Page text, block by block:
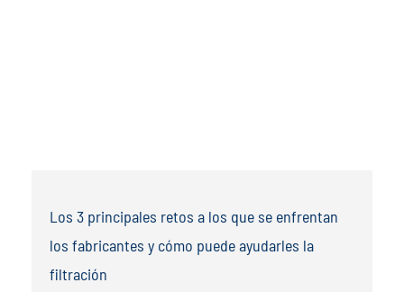
Los 3 principales retos a los que se enfrentan
los fabricantes y cómo puede ayudarles la
filtración